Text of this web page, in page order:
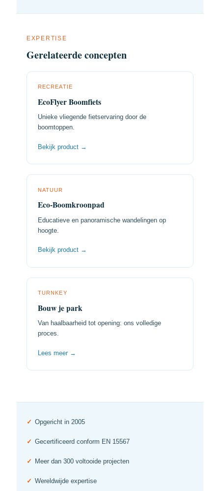
EXPERTISE
Gerelateerde concepten
RECREATIE
EcoFlyer Boomfiets
Unieke vliegende fietservaring door de
boomtoppen.
Bekijk product →
NATUUR
Eco-Boomkroonpad
Educatieve en panoramische wandelingen op
hoogte.
Bekijk product →
TURNKEY
Bouw je park
Van haalbaarheid tot opening: ons volledige
proces.
Lees meer →
✓ Opgericht in 2005
✓ Gecertificeerd conform EN 15567
✓ Meer dan 300 voltooide projecten
✓ Wereldwijde expertise